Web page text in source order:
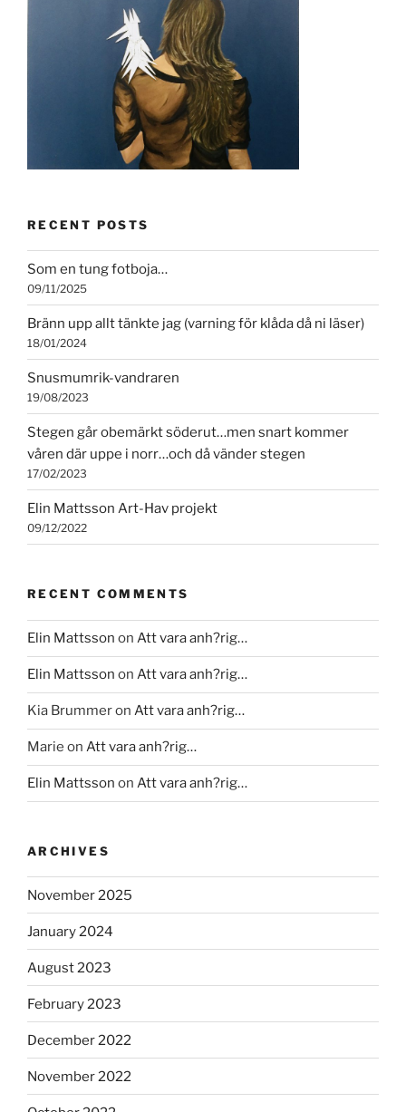
RECENT POSTS
Som en tung fotboja…
09/11/2025
Bränn upp allt tänkte jag (varning för klåda då ni läser)
18/01/2024
Snusmumrik-vandraren
19/08/2023
Stegen går obemärkt söderut…men snart kommer
våren där uppe i norr…och då vänder stegen
17/02/2023
Elin Mattsson Art-Hav projekt
09/12/2022
RECENT COMMENTS
Elin Mattsson on Att vara anh?rig…
Elin Mattsson on Att vara anh?rig…
Kia Brummeron Att vara anh?rig…
Marie on Att vara anh?rig…
Elin Mattsson on Att vara anh?rig…
ARCHIVES
November 2025
January 2024
August 2023
February 2023
December 2022
November 2022